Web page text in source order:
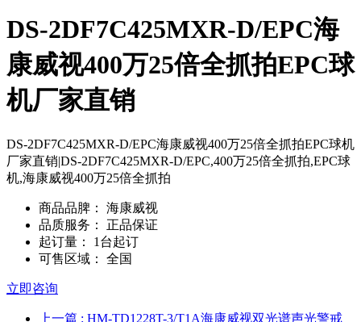
DS-2DF7C425MXR-D/EPC海
康威视400万25倍全抓拍EPC球
机厂家直销
DS-2DF7C425MXR-D/EPC海康威视400万25倍全抓拍EPC球机
厂家直销|DS-2DF7C425MXR-D/EPC,400万25倍全抓拍,EPC球
机,海康威视400万25倍全抓拍
商品品脾：
海康威视
品质服务：
正品保证
起订量：
1台起订
可售区域：
全国
立即咨询
上一篇 : HM-TD1228T-3/T1A海康威视双光谱声光警戒